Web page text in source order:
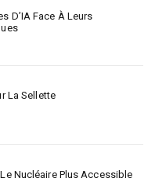
D’IA Face À Leurs
La Sellette
Nucléaire Plus Accessible